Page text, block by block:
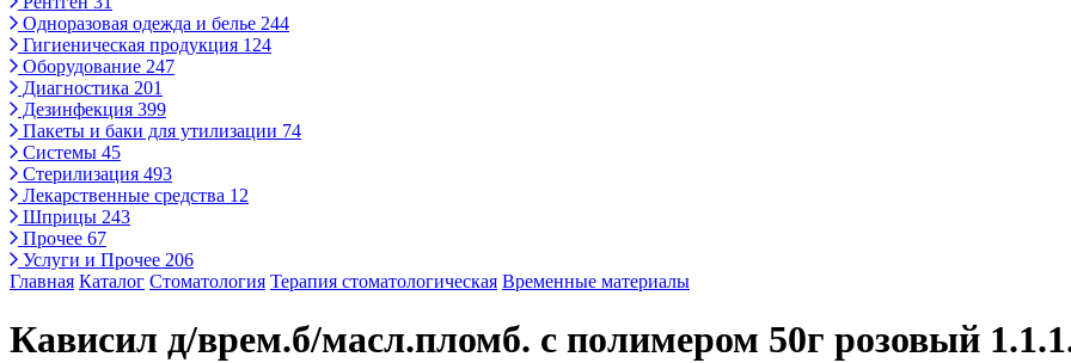
Одноразовая одежда и белье 244
Гигиеническая продукция 124
Оборудование 247
Диагностика 201
Дезинфекция 399
Пакеты и баки для утилизации 74
Системы 45
Стерилизация 493
Лекарственные средства 12
Шприцы 243
Прочее 67
Услуги и Прочее 206
Главная Каталог Стоматология Терапия стоматологическая Временные материалы
Кависил д/врем.б/масл.пломб. с полимером 50г розовый